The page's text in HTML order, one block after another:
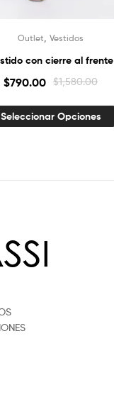
Outlet Vestidos
con cierre al frente
$1,580.00
$790.00
Seleccionar Opciones